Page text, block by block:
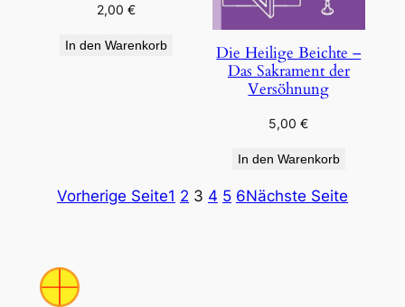
2,00€
In den Warenkorb
Die Heilige Beichte –
Das Sakrament der
Versöhnung
5,00€
In den Warenkorb
Vorherige Seite1 2 3 4 5 6Nächste Seite